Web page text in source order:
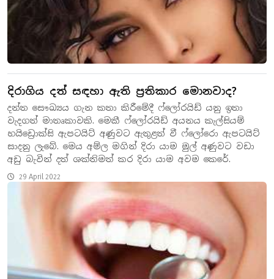
දිරාගිය දත් සඳහා ඇති ප්‍රතිකාර මොනවාද?
දන්ත සෞඛ්‍යය ගැන කතා කිරීමේදී ෆ්ලෝරයිඩ් යනු ඉතා
වැදගත් මාතෘකාවකි. මෙකී ෆ්ලෝරයිඩ් අයනය කැල්සියම්
හයිඩ්‍රොක්සි ඇපටයිට් අණුවට ඇතුළත් වී ෆ්ලෝරො ඇපටයිට්
සාදනු ලැබේ. මෙය අම්ල මගින් දිරා යාම මුල් අණුවට වඩා
අඩු බැවින් දත් ශක්තිමත් කර දිරා යාම අවම කෙරේ.
29 April 2022